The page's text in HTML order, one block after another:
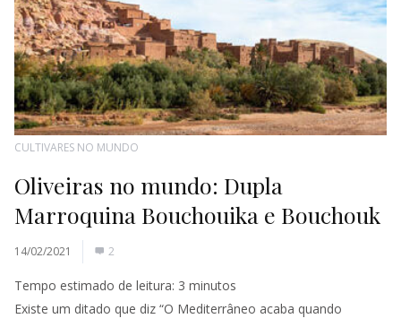
CULTIVARES NO MUNDO
Oliveiras no mundo: Dupla
Marroquina Bouchouika e Bouchouk
14/02/2021 2
Tempo estimado de leitura: 3 minutos
Existe um ditado que diz “O Mediterrâneo acaba quando